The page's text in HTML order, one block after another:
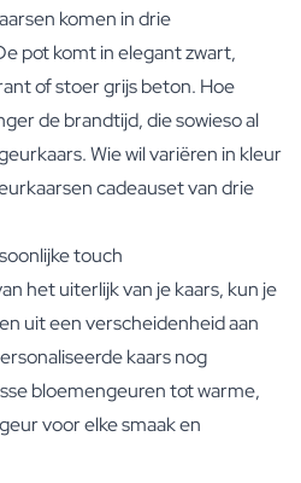
komen in drie
pot komt in elegant zwart,
of stoer grijs beton. Hoe
de brandtijd, die sowieso al
Wie wil variëren in kleur
cadeauset van drie
touch
het uiterlijk van je kaars, kun je
uit een verscheidenheid aan
kaars nog
bloemengeuren tot warme,
voor elke smaak en